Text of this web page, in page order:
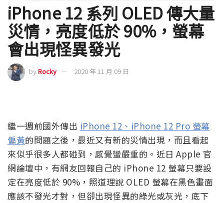
iPhone 12 系列 OLED 傳大量
災情，亮度低於 90%，螢幕
會出現怪異發光
byRocky 2020 年 11 月 09 日
繼一週前國外傳出 iPhone 12、iPhone 12 Pro 螢幕
偏黃的問題之後，最近又有新的災情出現，而且看起
來似乎很多人都碰到，感覺蠻嚴重的。近日 Apple 官
網論壇中，有網友回報自己的 iPhone 12 螢幕只要設
定在亮度低於 90%，照道理說 OLED 螢幕在黑色畫面
應該不發光才對，但卻出現怪異的綠光或灰光，底下